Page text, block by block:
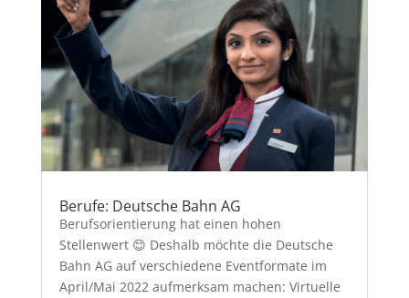
Berufe: Deutsche Bahn AG
Berufsorientierung hat einen hohen
Stellenwert 😊 Deshalb möchte die Deutsche
Bahn AG auf verschiedene Eventformate im
April/Mai 2022 aufmerksam machen: Virtuelle